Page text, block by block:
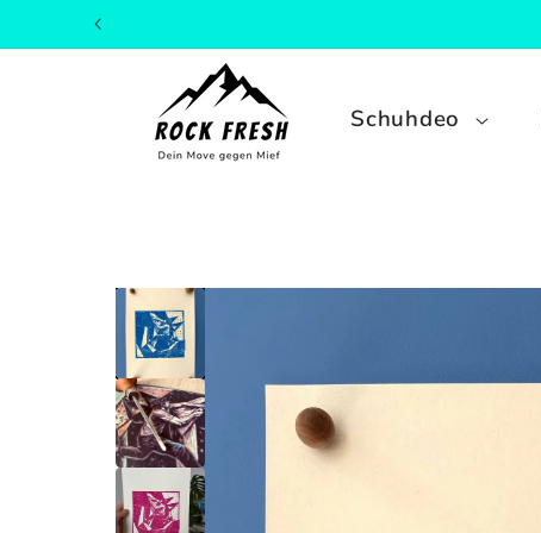
INHALT
Schuhdeo
ZU
PRODUKTINFORMATIONEN
SPRINGEN